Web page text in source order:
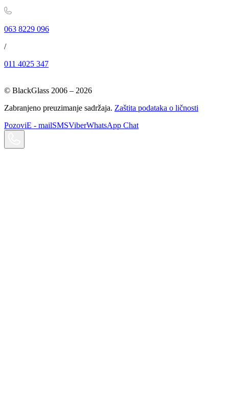
063 8229 096
/
011 4025 347
© BlackGlass 2006 – 2026
Zabranjeno preuzimanje sadržaja. Zaštita podataka o ličnosti
PozoviE - mailSMSViberWhatsApp Chat